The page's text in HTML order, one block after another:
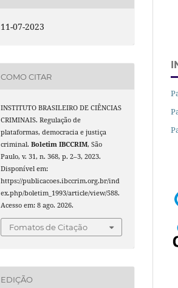
11-07-2023
COMO CITAR
INSTITUTO BRASILEIRO DE CIÊNCIAS
CRIMINAIS. Regulação de
plataformas, democracia e justiça
criminal.Boletim IBCCRIM, São
Paulo, v. 31, n. 368, p. 2–3, 2023.
Disponível em:
https://publicacoes.ibccrim.org.br/ind
ex.php/boletim_1993/article/view/588.
Acesso em: 8 ago. 2026.
Fomatos de Citação
EDIÇÃO